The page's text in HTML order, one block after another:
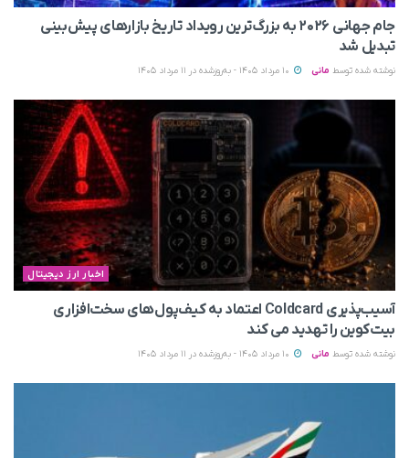
جام جهانی ۲۰۲۶ به بزرگ‌ترین رویداد تاریخ بازارهای پیش‌بینی
تبدیل شد
نوشته شده توسط مانی
اخبار ارز دیجیتال
آسیب‌پذیری Coldcard اعتماد به کیف‌پول‌های سخت‌افزاری
بیت‌کوین را تهدید می‌ کند
نوشته شده توسط مانی